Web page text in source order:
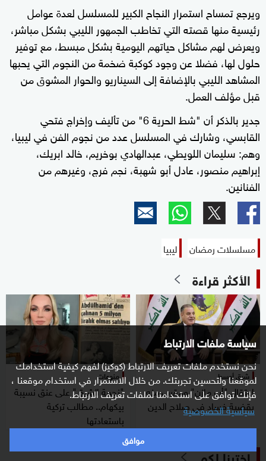
سياسة ملفات الارتباط
نحن نستخدم ملفات تعريف الارتباط (كوكيز) لفهم كيفية استخدامك
لموقعنا ولتحسين تجربتك. من خلال الاستمرار في استخدام موقعنا ،
فإنك توافق على استخدامنا لملفات تعريف الارتباط.
سياسية الخصوصية
موافق
ويرجع تمساح استمرار النجاح الكبير للمسلسل لعدة عوامل
رئيسية منها قصته التي تخاطب الجمهور الليبي بشكل مباشر،
ويعرض لهم مشاكل حياتهم اليومية بشكل مبسط، مع توفير
حلول لها، فضلا عن وجود كوكبة ضخمة من النجوم التي يحبها
المشاهد الليبي بالإضافة إلى السيناريو والحوار المشوق من
قبل مؤلف العمل.
جدير بالذكر أن "شط الحرية 6" من ﺗﺄﻟﻴﻒ وإخراج فتحي
القابسي، وشارك في المسلسل عدد من نجوم الفن في ليبيا،
وهم: سليمان اللويطي، عبدالهادي بوخريم، خالد ابريك،
إبراهيم منصور، عادل أبو شهبة، نجم فرج، وغيرهم من
الفنانين.
مسلسلات رمضان ليبيا
الأكثر قراءة
شرق أوسط
اعتقال "أبو مازن" ومقرب منه
بقضية فساد في صلاح الدين
منوعات
"نجمة الشرق" على عنق نسيبة
بيكهام.. مطالب تركية
باستعادتها
اخترنا لكم